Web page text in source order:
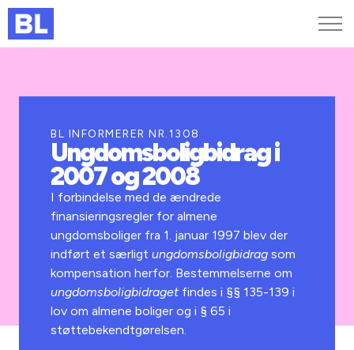
Kurser og arrangementer
Jobportalen
BL INFORMERER NR.1308
Ungdomsboligbidrag i
2007 og 2008
I forbindelse med de ændrede
finansieringsregler for almene
ungdomsboliger fra 1. januar 1997 blev der
indført et særligtungdomsboligbidrag som
kompensation herfor. Bestemmelserne om
ungdomsboligbidraget findes i §§ 135-139 i
lov om almene boliger og i § 65 i
støttebekendt­gørelsen.